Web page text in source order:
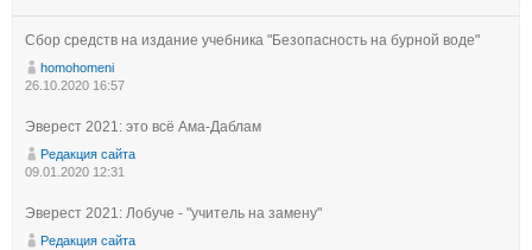
Сбор средств на издание учебника "Безопасность на бурной воде"
homohomeni
26.10.2020 16:57
Эверест 2021: это всё Ама-Даблам
Редакция сайта
09.01.2020 12:31
Эверест 2021: Лобуче - "учитель на замену"
Редакция сайта